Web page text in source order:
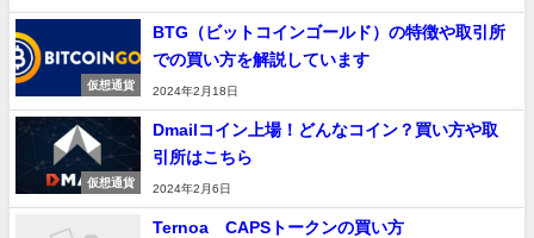
仮想通貨
BTG（ビットコインゴールド）の特徴や取引所
での買い方を解説しています
2024年2月18日
仮想通貨
Dmailコイン上場！どんなコイン？買い方や取
引所はこちら
2024年2月6日
Ternoa CAPSトークンの買い方